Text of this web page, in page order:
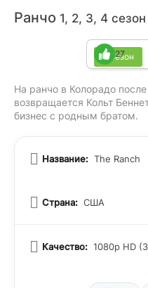
Ранчо 1, 2, 3, 4
4 сезон
27
На ранчо в Колорадо
возвращается Кольт
бизнес с родным братом.
Название: The Ranch
Страна: США
Качество: 1080p HD